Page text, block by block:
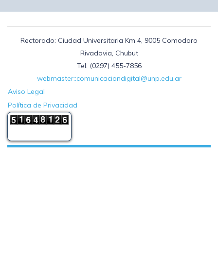
Rectorado: Ciudad Universitaria Km 4, 9005 Comodoro
Rivadavia, Chubut
Tel: (0297) 455-7856
webmaster::comunicaciondigital@unp.edu.ar
Aviso Legal
Política de Privacidad